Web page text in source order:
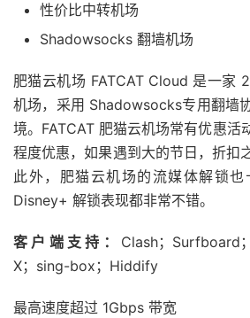
性价比中转机场
Shadowsocks 翻墙机场
肥猫云机场 FATCAT Cloud 是一家
机场，采用 Shadowsocks专用翻墙
境。FATCAT 肥猫云机场常有优惠活
程度优惠，如果遇到大的节日，折扣
此外，肥猫云机场的流媒体解锁也
Disney+ 解锁表现都非常不错。
客户端支持： Clash；Surfboard
X；sing-box；Hiddify
最高速度超过 1Gbps 带宽